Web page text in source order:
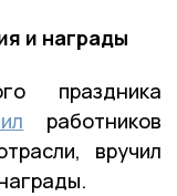
и награды
праздника
работников
вручил